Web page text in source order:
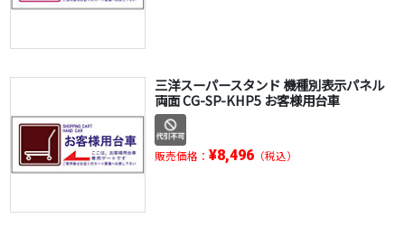
三洋スーパースタンド 機種別表示パネル
両面 CG-SP-KHP5 お客様用台車
販売価格： ¥8,496（税込）